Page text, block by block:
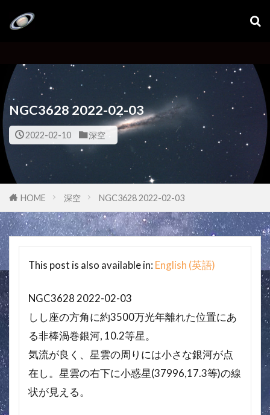
NGC3628 2022-02-03
2022-02-10 深空
HOME 深空 NGC3628 2022-02-03
This post is also available in: English (英語)
NGC3628 2022-02-03
しし座の方角に約3500万光年離れた位置にあ
る非棒渦巻銀河, 10.2等星。
気流が良く、星雲の周りには小さな銀河が点
在し。星雲の右下に小惑星(37996,17.3等)の線
状が見える。